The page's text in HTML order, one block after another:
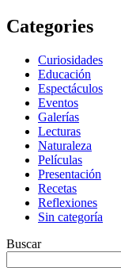
Categories
Curiosidades
Educación
Espectáculos
Eventos
Galerías
Lecturas
Naturaleza
Películas
Presentación
Recetas
Reflexiones
Sin categoría
Buscar